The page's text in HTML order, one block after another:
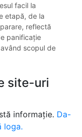
facil la
etapă, de la
reflectă
panificație
scopul de
site-uri
informație. Da-
loga.